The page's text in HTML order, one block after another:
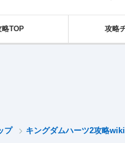
略TOP 攻略
プ キングダムハーツ2攻略wiki